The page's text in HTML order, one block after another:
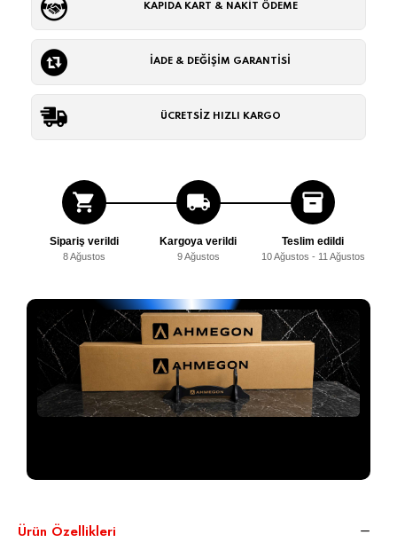
KAPIDA KART & NAKİT ÖDEME
İADE & DEĞİŞİM GARANTİSİ
ÜCRETSİZ HIZLI KARGO
shopping_cart
Sipariş verildi
8 Ağustos
local_shipping
Kargoya verildi
9 Ağustos
inventory_2
Teslim edildi
10 Ağustos - 11 Ağustos
Ürün Özellikleri